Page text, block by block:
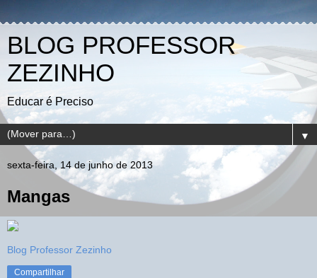
BLOG PROFESSOR
ZEZINHO
Educar é Preciso
▼
sexta-feira, 14 de junho de 2013
Mangas
Blog Professor Zezinho
Compartilhar